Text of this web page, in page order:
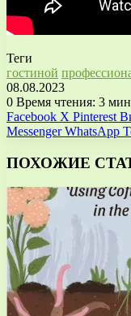
Теги
гостиной
08.08.2023
0 Время чтения: 3
Facebook X Pinterest
Messenger WhatsApp
ПОХОЖИЕ